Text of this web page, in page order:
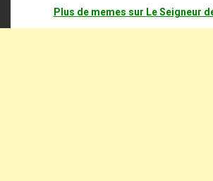
Plus de memes sur Le Seigneur